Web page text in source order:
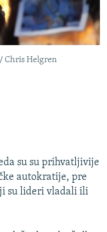
Chris Helgren
su su prihvatljivije
autokratije, pre
su lideri vladali ili